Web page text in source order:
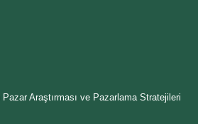
Araştırması ve Pazarlama Stratejileri